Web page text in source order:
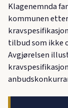
Klagenemnda
kommunen
tilbud som ikke
Avgjørelsen